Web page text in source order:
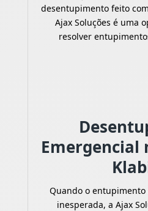
desentupimento feito
Ajax Soluções é uma
resolver
Emergencial
Quando o entupimento
inesperada, a Ajax